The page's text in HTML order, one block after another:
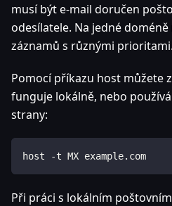
musí být e-mail doručen
odesílatele. Na jedné
záznamů s různými prioritami.
Pomocí příkazu host můžete
funguje lokálně, nebo
strany:
host -t MX example.com
Při práci s lokálním